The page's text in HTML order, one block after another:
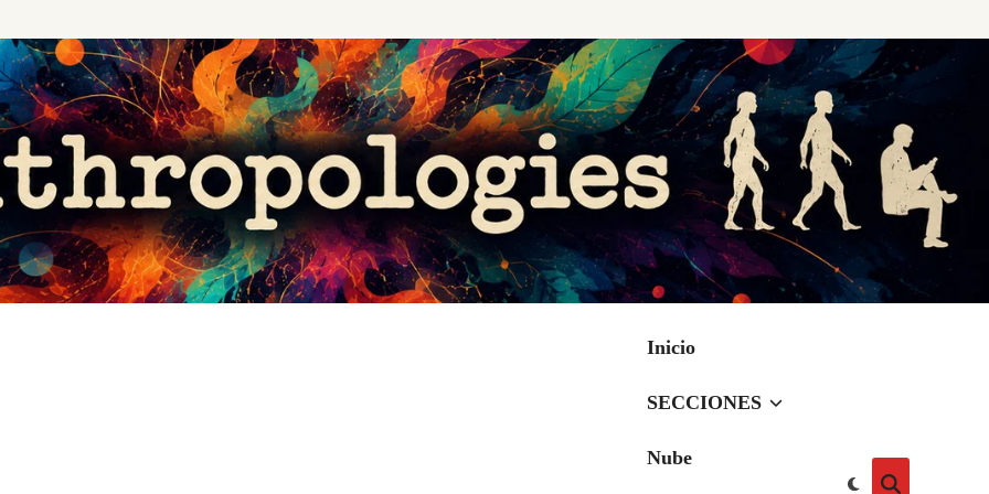
Inicio
SECCIONES
Nube
Cambiar
Abrir